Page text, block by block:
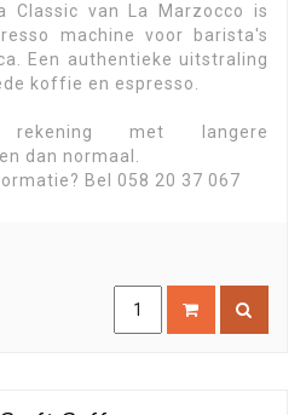
Classic van La Marzocco is
machine voor barista's
Een authentieke uitstraling
koffie en espresso.
rekening met langere
dan normaal.
Bel 058 20 37 067